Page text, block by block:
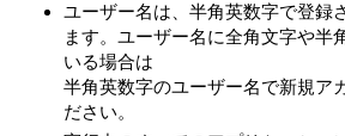
ユーザー名は、半角英数字で登録
ます。ユーザー名に全角文字や半
いる場合は
半角英数字のユーザー名で新規ア
ださい。